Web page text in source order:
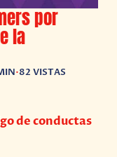
por
la
•82 VISTAS
de conductas